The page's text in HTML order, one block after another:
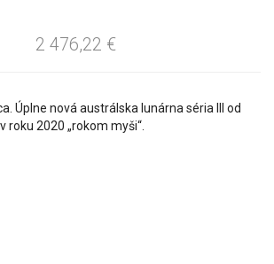
2 476,22 €